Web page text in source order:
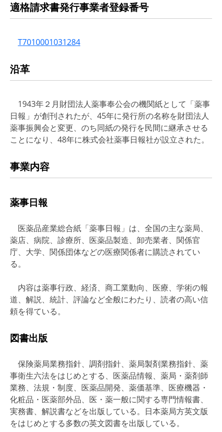
適格請求書発行事業者登録番号
T7010001031284
沿革
1943年２月財団法人薬事奉公会の機関紙として「薬事
日報」が創刊されたが、45年に発行所の名称を財団法人
薬事振興会と変更、のち同紙の発行を民間に継承させる
ことになり、48年に株式会社薬事日報社が設立された。
事業内容
薬事日報
医薬品産業総合紙「薬事日報」は、全国の主な薬局、
薬店、病院、診療所、医薬品製造、卸売業者、関係官
庁、大学、関係団体などの医療関係者に購読されてい
る。
内容は薬事行政、経済、商工業動向、医療、学術の報
道、解説、統計、評論など全般にわたり、読者の高い信
頼を得ている。
図書出版
保険薬局業務指針、調剤指針、薬局製剤業務指針、薬
事衛生六法をはじめとする、医薬品情報、薬局・薬剤師
業務、法規・制度、医薬品開発、薬価基準、医療機器・
化粧品・医薬部外品、医・薬一般に関する専門情報書、
実務書、解説書などを出版している。日本薬局方英文版
をはじめとする多数の英文図書を出版している。